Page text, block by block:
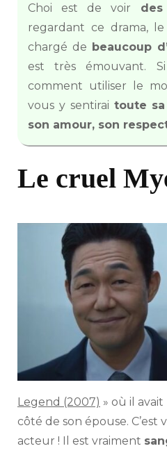
Choi est de voir
regardant ce drama,
chargé de beaucoup
est très émouvant.
comment utiliser le
vous y sentirai toute
son amour, son
Le cruel
Legend (2007) » où il
côté de son épouse.
acteur ! Il est vraiment